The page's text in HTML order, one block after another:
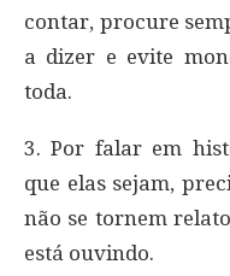
contar, procure
a dizer e evite
toda.
3. Por falar em
que elas sejam,
não se tornem
está ouvindo.